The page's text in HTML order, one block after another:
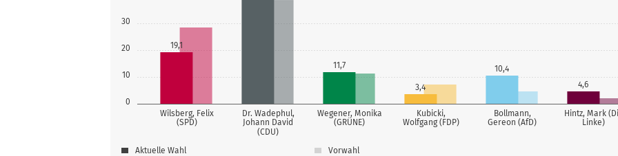
0
10
20
30
Wilsberg, Felix
(SPD)
Dr. Wadephul,
Johann David
(CDU)
Wegener, Monika
(GRÜNE)
Kubicki,
Wolfgang (FDP)
Bollmann,
Gereon (AfD)
Hintz, Mark
Linke)
19,1
11,7
3,4
10,4
4,6
Aktuelle Wahl Vorwahl